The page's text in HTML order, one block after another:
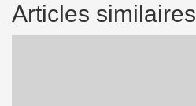
Articles similaires